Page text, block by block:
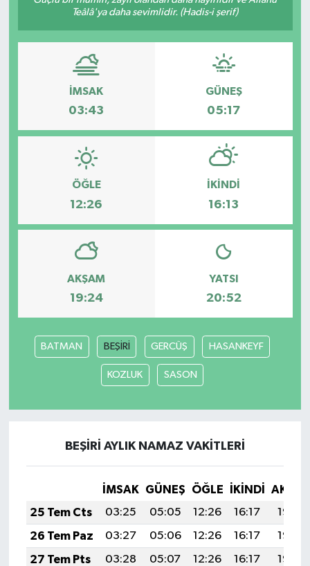
Teâlâ'ya daha sevimlidir. (Hadis-i şerif)
İMSAK
03:43
GÜNEŞ
05:17
ÖĞLE
12:26
İKINDI
16:13
AKŞAM
19:24
YATSI
20:52
BATMAN BEŞİRİ GERCÜŞ HASANKEYF
KOZLUK SASON
BEŞİRİ AYLIK NAMAZ VAKITLERI
İMSAK GÜNEŞ ÖĞLE İKINDI
25 Tem Cts
03:25 05:05 12:26 16:17
19:38
26 Tem Paz
03:27 05:06 12:26 16:17
19:37
27 Tem Pts
03:28 05:07 12:26 16:17
19:36